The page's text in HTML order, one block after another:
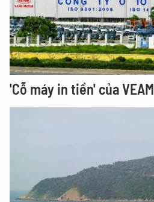
'Cỗ máy in tiền' của VEAM